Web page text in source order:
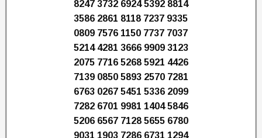
8247 3732 6924 5392 8814
3586 2861 8118 7237 9335
0809 7576 1150 7737 7037
5214 4281 3666 9909 3123
2075 7716 5268 5921 4426
7139 0850 5893 2570 7281
6763 0267 5451 5336 2099
7282 6701 9981 1404 5846
5206 6567 7128 5655 6780
9031 1903 7286 6731 1294